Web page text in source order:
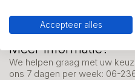
Meer informatie?
We helpen graag met uw
ons 7 dagen per week: 06-
Accepteer alles